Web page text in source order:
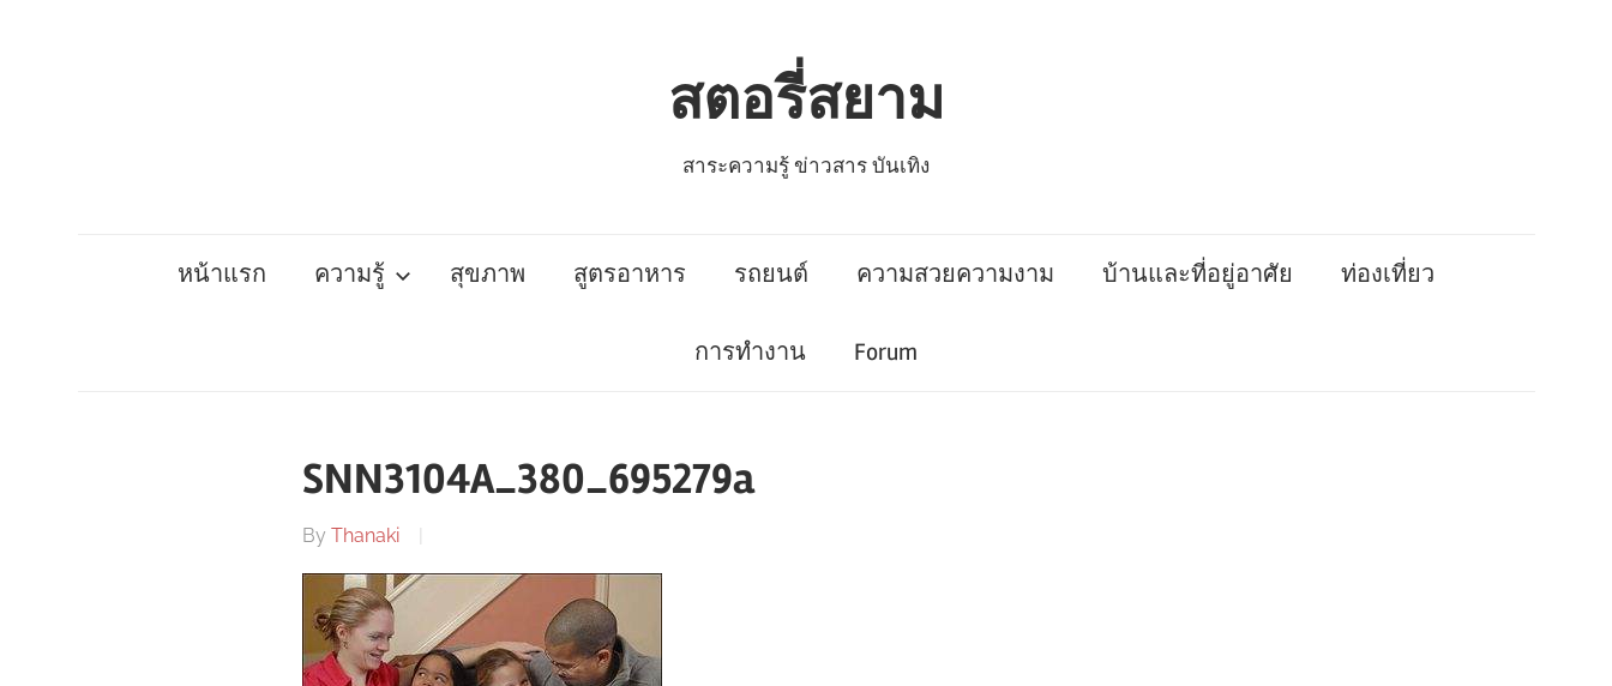
สตอรี่สยาม
สาระความรู้ ข่าวสาร บันเทิง
หน้าแรก ความรู้ สุขภาพ สูตรอาหาร รถยนต์ ความสวยความงาม บ้านและที่อยู่อาศัย ท่องเที่ยว
การทำงาน Forum
SNN3104A_380_695279a
By Thanaki